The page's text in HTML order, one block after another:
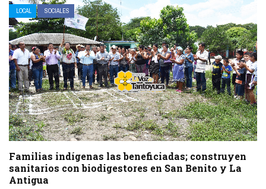
LOCAL SOCIALES
Familias indígenas las beneficiadas; construyen
sanitarios con biodigestores en San Benito y La
Antigua